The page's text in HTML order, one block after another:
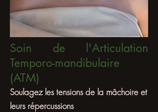
Soin de l'Articulation
Temporo-mandibulaire
(ATM)
Soulagez les tensions de la mâchoire et
leurs répercussions